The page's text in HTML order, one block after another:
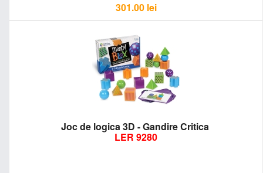
301.00 lei
Joc de logica 3D - Gandire Critica
LER 9280